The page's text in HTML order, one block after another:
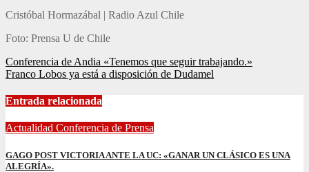
Cristóbal Hormazábal | Radio Azul Chile
Foto: Prensa U de Chile
Navegación
de
entradas
Conferencia de Andia «Tenemos que seguir trabajando.»
Franco Lobos ya está a disposición de Dudamel
Entrada relacionada
Actualidad Conferencia de Prensa
GAGO POST VICTORIA ANTE LA UC: «GANAR UN CLÁSICO ES UNA
ALEGRÍA».